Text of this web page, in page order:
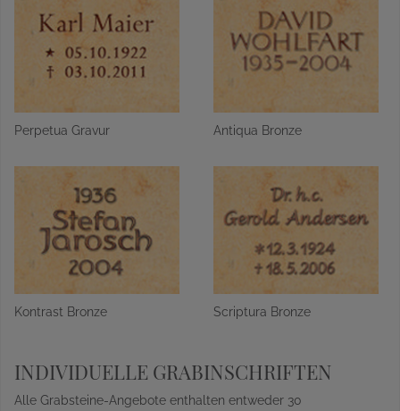
Perpetua Gravur Antiqua Bronze
Kontrast Bronze Scriptura Bronze
INDIVIDUELLE GRABINSCHRIFTEN
Alle Grabsteine-Angebote enthalten entweder 30